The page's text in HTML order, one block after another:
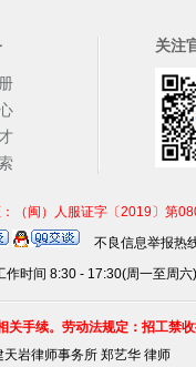
关注
（闽）人服证字〔2019〕第
不良信息举报热
作时间 8:30 - 17:30(周一至周六)
关手续。劳动法规定：招工禁
天岩律师事务所 郑艺华 律师